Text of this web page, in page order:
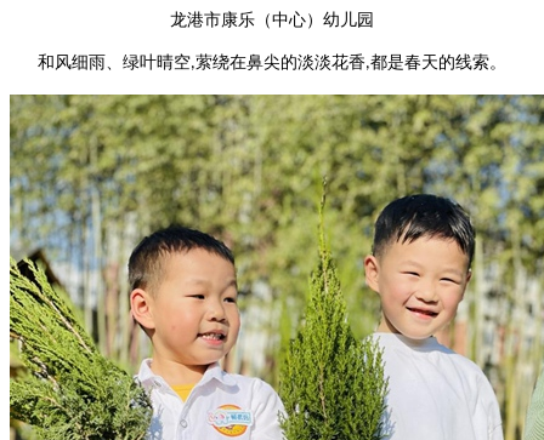
龙港市康乐（中心）幼儿园
和风细雨、绿叶晴空,萦绕在鼻尖的淡淡花香,都是春天的线索。